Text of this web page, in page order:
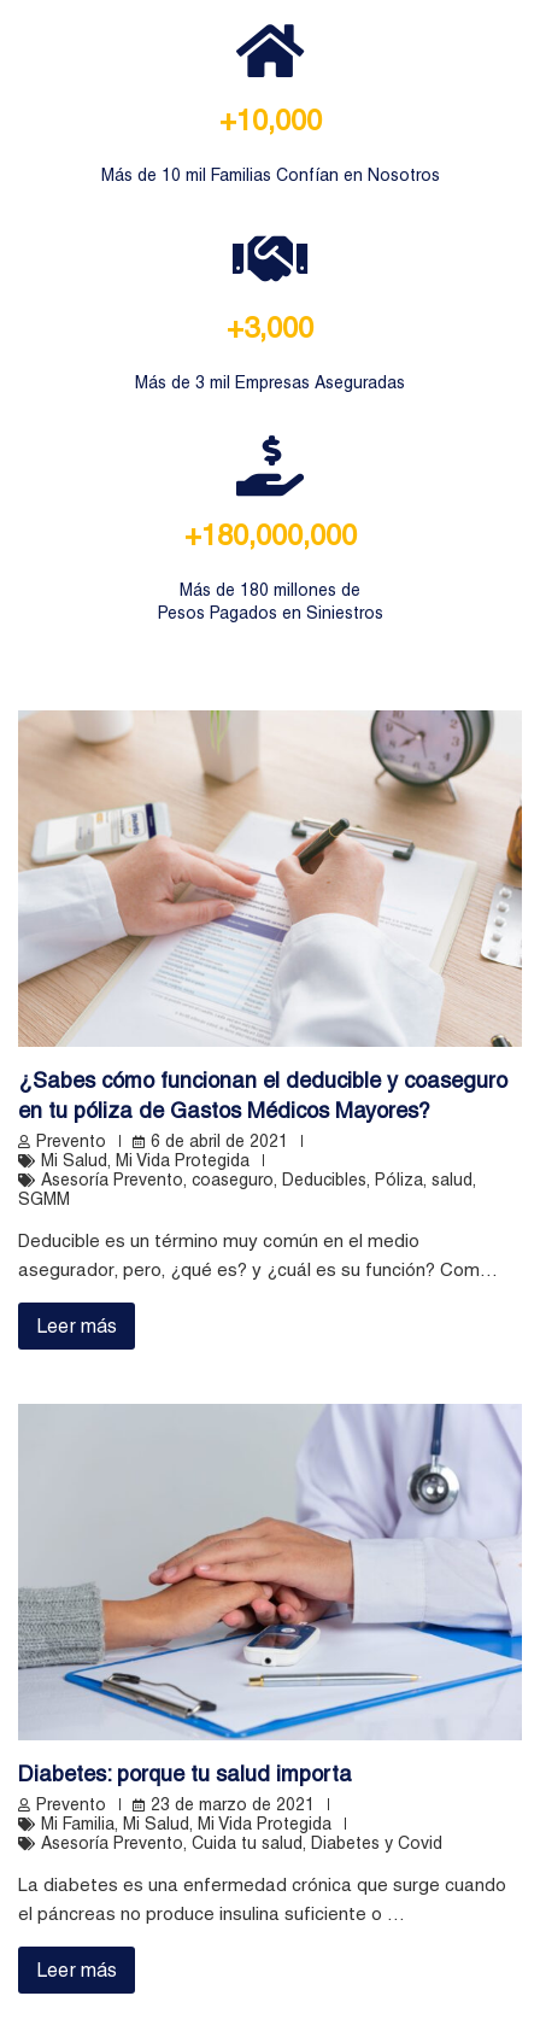
+10,000
Más de 10 mil Familias Confían en Nosotros
+3,000
Más de 3 mil Empresas Aseguradas
+180,000,000
Más de 180 millones de
Pesos Pagados en Siniestros
¿Sabes cómo funcionan el deducible y coaseguro
en tu póliza de Gastos Médicos Mayores?
Prevento
6 de abril de 2021
Mi Salud, Mi Vida Protegida
Asesoría Prevento, coaseguro, Deducibles, Póliza, salud,
SGMM
Deducible es un término muy común en el medio
asegurador, pero, ¿qué es? y ¿cuál es su función? Com…
Leer más
Diabetes: porque tu salud importa
Prevento
23 de marzo de 2021
Mi Familia, Mi Salud, Mi Vida Protegida
Asesoría Prevento, Cuida tu salud, Diabetes y Covid
La diabetes es una enfermedad crónica que surge cuando
el páncreas no produce insulina suficiente o …
Leer más